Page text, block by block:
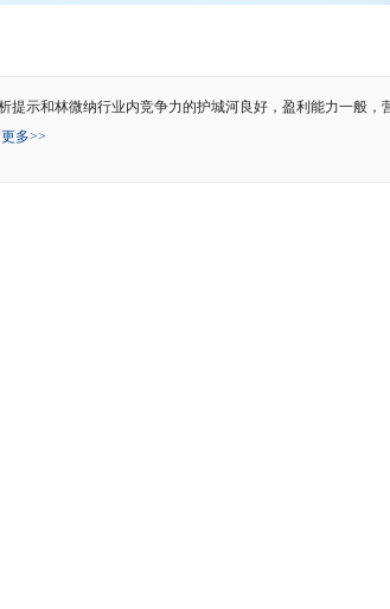
提示和林微纳行业内竞争力的护城河良好，盈利能力一般，
更多>>